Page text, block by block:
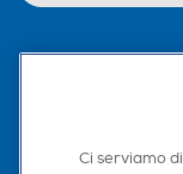
Ci serviamo